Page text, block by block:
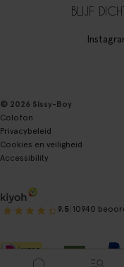
BLIJF
© 2026 Sissy-Boy
Colofon
Privacybeleid
Cookies en veiligheid
Accessibility
9.5 10940